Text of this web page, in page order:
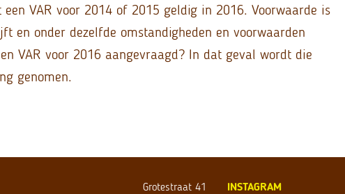
VAR voor 2014 of 2015 geldig in 2016. Voorwaarde is
en onder dezelfde omstandigheden en voorwaarden
VAR voor 2016 aangevraagd? In dat geval wordt die
genomen.
Grotestraat 41
INSTAGRAM